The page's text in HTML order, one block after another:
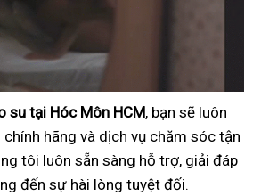
su tại Hóc Môn HCM, bạn sẽ luôn
hãng và dịch vụ chăm sóc tận
tôi luôn sẵn sàng hỗ trợ, giải đáp
đến sự hài lòng tuyệt đối.